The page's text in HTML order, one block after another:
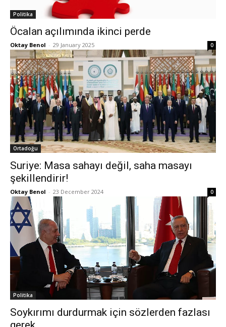
Politika
Öcalan açılımında ikinci perde
Oktay Benol - 29 January 2025 0
Ortadoğu
Suriye: Masa sahayı değil, saha masayı
şekillendirir!
Oktay Benol - 23 December 2024 0
Politika
Soykırımı durdurmak için sözlerden fazlası